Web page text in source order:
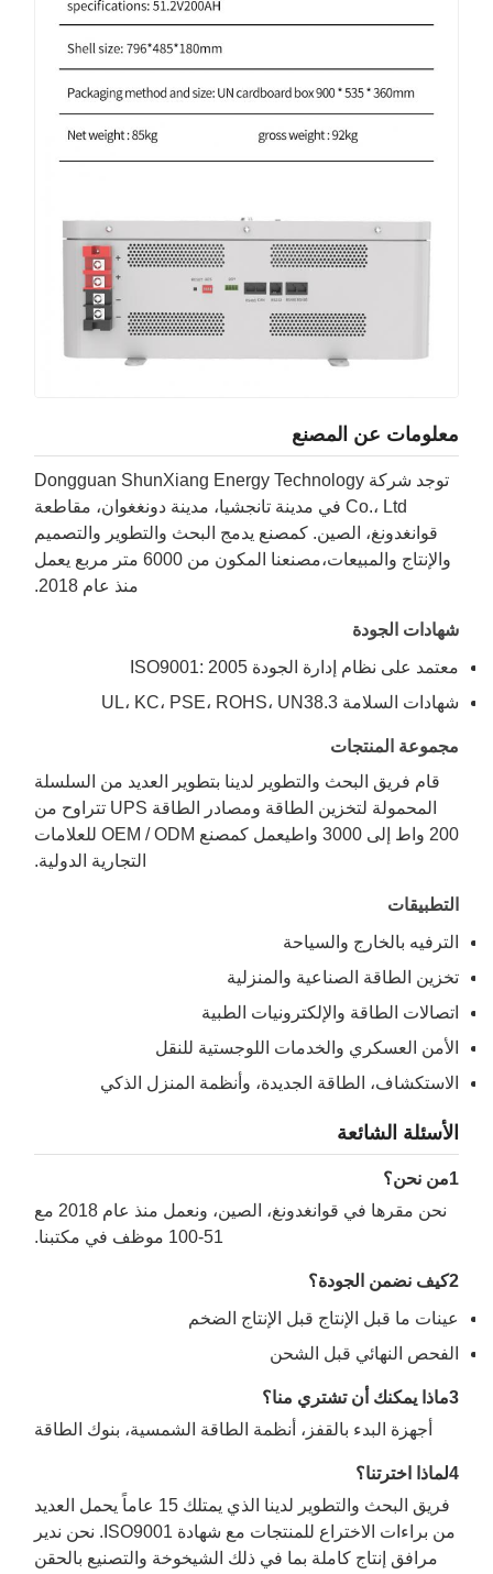
معلومات عن المصنع
توجد شركة Dongguan ShunXiang Energy Technology
Co.، Ltd في مدينة تانجشيا، مدينة دونغغوان، مقاطعة
قوانغدونغ، الصين. كمصنع يدمج البحث والتطوير والتصميم
والإنتاج والمبيعات،مصنعنا المكون من 6000 متر مربع يعمل
منذ عام 2018.
شهادات الجودة
معتمد على نظام إدارة الجودة ISO9001: 2005
شهادات السلامة UL، KC، PSE، ROHS، UN38.3
مجموعة المنتجات
قام فريق البحث والتطوير لدينا بتطوير العديد من السلسلة
المحمولة لتخزين الطاقة ومصادر الطاقة UPS تتراوح من
200 واط إلى 3000 واطيعمل كمصنع OEM / ODM للعلامات
التجارية الدولية.
التطبيقات
الترفيه بالخارج والسياحة
تخزين الطاقة الصناعية والمنزلية
اتصالات الطاقة والإلكترونيات الطبية
الأمن العسكري والخدمات اللوجستية للنقل
الاستكشاف، الطاقة الجديدة، وأنظمة المنزل الذكي
الأسئلة الشائعة
1من نحن؟
نحن مقرها في قوانغدونغ، الصين، ونعمل منذ عام 2018 مع
51-100 موظف في مكتبنا.
2كيف نضمن الجودة؟
عينات ما قبل الإنتاج قبل الإنتاج الضخم
الفحص النهائي قبل الشحن
3ماذا يمكنك أن تشتري منا؟
أجهزة البدء بالقفز، أنظمة الطاقة الشمسية، بنوك الطاقة
4لماذا اخترتنا؟
فريق البحث والتطوير لدينا الذي يمتلك 15 عاماً يحمل العديد
من براءات الاختراع للمنتجات مع شهادة ISO9001. نحن ندير
مرافق إنتاج كاملة بما في ذلك الشيخوخة والتصنيع بالحقن